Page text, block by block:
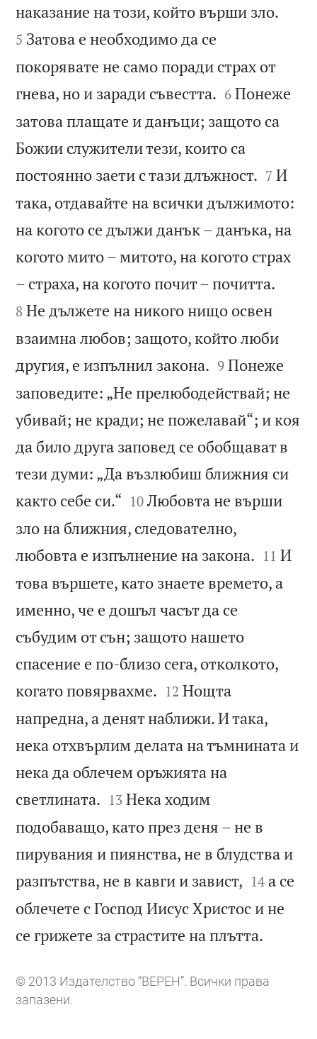
наказание на този, който върши зло.
5 Затова е необходимо да се
покорявате не само поради страх от
гнева, но и заради съвестта. 

6 Понеже
затова плащате и данъци; защото са
Божии служители тези, които са
постоянно заети с тази длъжност. 

7 И
така, отдавайте на всички дължимото:
на когото се дължи данък – данъка, на
когото мито – митото, на когото страх
– страха, на когото почит – почитта.
8 Не дължете на никого нищо освен
взаимна любов; защото, който люби
другия, е изпълнил закона. 

9 Понеже
заповедите: „Не прелюбодействай; не
убивай; не кради; не пожелавай“; и коя
да било друга заповед се обобщават в
тези думи: „Да възлюбиш ближния си
както себе си.“ 

10 Любовта не върши
зло на ближния, следователно,
любовта е изпълнение на закона. 

11 И
това вършете, като знаете времето, а
именно, че е дошъл часът да се
събудим от сън; защото нашето
спасение е по-близо сега, отколкото,
когато повярвахме. 

12 Нощта
напредна, а денят наближи. И така,
нека отхвърлим делата на тъмнината и
нека да облечем оръжията на
светлината. 

13 Нека ходим
подобаващо, като през деня – не в
пирувания и пиянства, не в блудства и
разпътства, не в кавги и завист, 

14 а се
облечете с Господ Иисус Христос и не
се грижете за страстите на плътта.
© 2013 Издателство “ВЕРЕН”. Всички права
запазени.